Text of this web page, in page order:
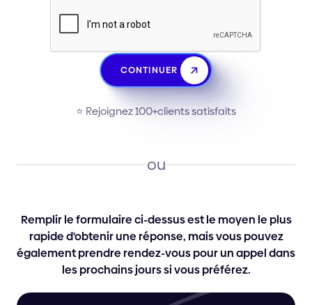
CONTINUER
⭐️ Rejoignez 100+clients satisfaits
ou
Remplir le formulaire ci-dessus est le moyen le plus
rapide d'obtenir une réponse, mais vous pouvez
également prendre rendez-vous pour un appel dans
les prochains jours si vous préférez.